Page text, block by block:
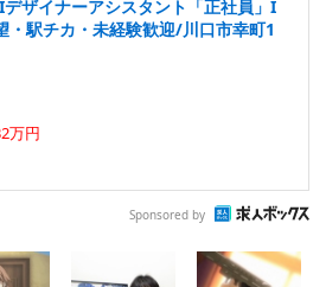
デザイナーアシスタント「正社員」I
・駅チカ・未経験歓迎/川口市幸町1
万円
Sponsored by